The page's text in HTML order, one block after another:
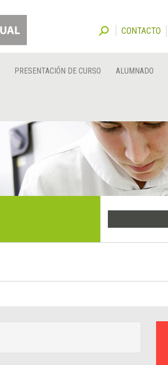
CONTACTO
PRESENTACIÓN DE CURSO ALUMNADO